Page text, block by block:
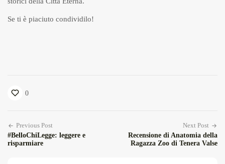
Se ti è piaciuto condividilo!
0
Previous Post
#BelloChiLegge: leggere e
risparmiare
Next Post
Recensione di Anatomia della
Ragazza Zoo di Tenera Valse